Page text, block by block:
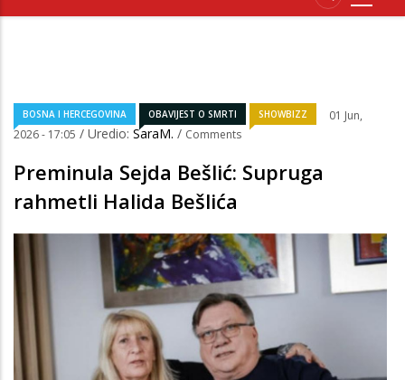
BOSNA I HERCEGOVINA OBAVIJEST O SMRTI SHOWBIZZ
01 Jun,
2026 - 17:05 / Uredio: SaraM. / Comments
Preminula Sejda Bešlić: Supruga
rahmetli Halida Bešlića